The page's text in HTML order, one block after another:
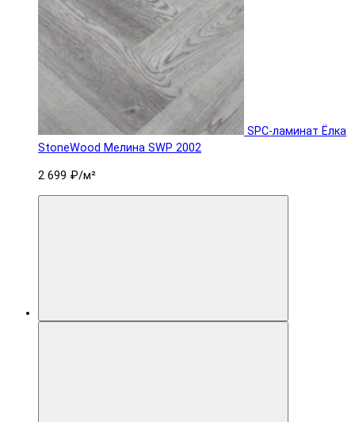
SPC-ламинат Ëлка
StoneWood Мелина SWP 2002
2 699 ₽/м²